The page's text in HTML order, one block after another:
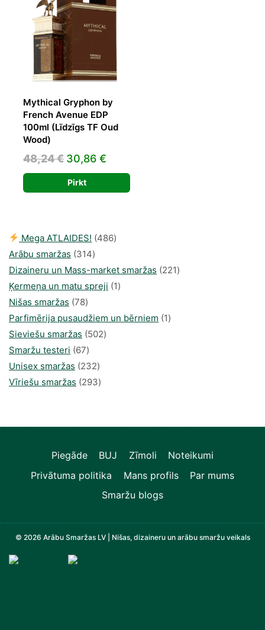
Mythical Gryphon by
French Avenue EDP
100ml (Līdzīgs TF Oud
Wood)
48,24€ Original
price
was:
30,86 €
price
is:
Pirkt
Mega ATLAIDES! 486486
Arābu smaržas 314314
produkti
Dizaineru un Mass-market smaržas 221221
Ķermeņa un matu spreji 11
Nišas smaržas 7878
produkts
Parfimērija pusaudžiem un bērniem 11
Sieviešu smaržas 502502
Smaržu testeri 6767
produkts
Unisex smaržas 232232
produkts
Vīriešu smaržas 293293
Piegāde BUJ Zīmoli
Noteikumi
Privātuma politika
Mans profils
Par mums
Smaržu blogs
© 2026 Arābu Smaržas LV | Nišas, dizaineru un arābu smaržu veikals